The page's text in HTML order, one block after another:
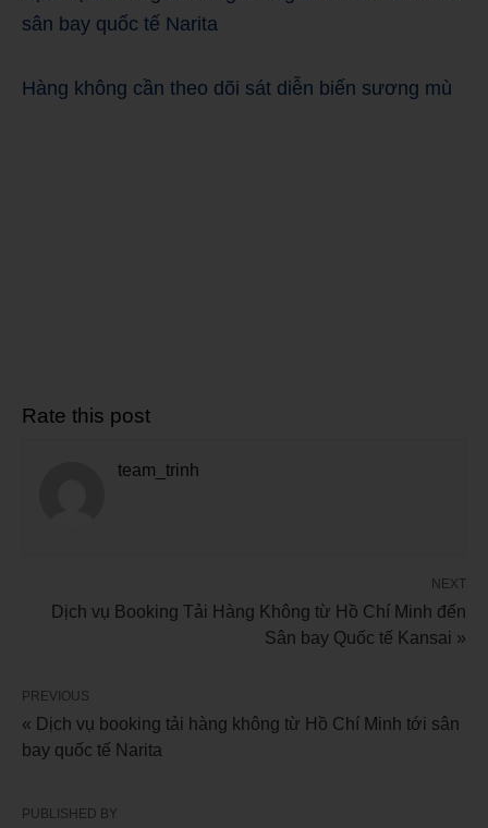
sân bay quốc tế Narita
Hàng không cần theo dõi sát diễn biến sương mù
Rate this post
team_trinh
NEXT
Dịch vụ Booking Tải Hàng Không từ Hồ Chí Minh đến
Sân bay Quốc tế Kansai »
PREVIOUS
« Dịch vụ booking tải hàng không từ Hồ Chí Minh tới sân
bay quốc tế Narita
PUBLISHED BY